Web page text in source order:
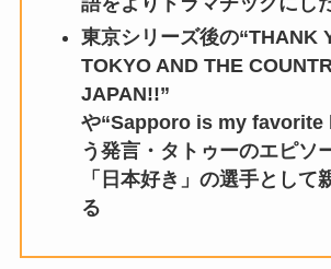
東京シリーズ後の“THANK
TOKYO AND THE
JAPAN!!”
や“Sapporo is my favorite
う発言・タトゥーのエピソ
「日本好き」の選手として
る